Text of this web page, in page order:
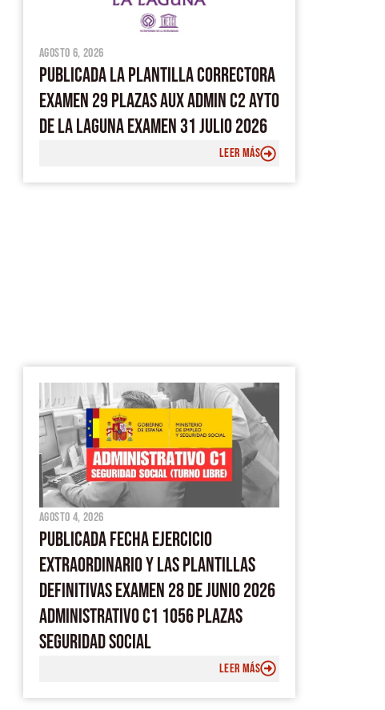
agosto 6, 2026
PUBLICADA LA PLANTILLA CORRECTORA
EXAMEN 29 PLAZAS AUX ADMIN C2 AYTO
DE LA LAGUNA EXAMEN 31 JULIO 2026
LEER MÁS
agosto 4, 2026
PUBLICADA FECHA EJERCICIO
EXTRAORDINARIO Y LAS PLANTILLAS
DEFINITIVAS EXAMEN 28 DE JUNIO 2026
ADMINISTRATIVO C1 1056 PLAZAS
SEGURIDAD SOCIAL
LEER MÁS